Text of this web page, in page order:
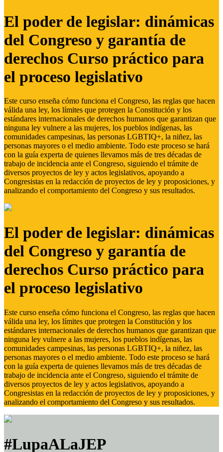
El poder de legislar: dinámicas
del Congreso y garantía de
derechos Curso práctico para
el proceso legislativo
Este curso enseña cómo funciona el Congreso, las reglas que hacen
válida una ley, los límites que protegen la Constitución y los
estándares internacionales de derechos humanos que garantizan que
ninguna ley vulnere a las mujeres, los pueblos indígenas, las
comunidades campesinas, las personas LGBTIQ+, la niñez, las
personas mayores o el medio ambiente. Todo este proceso se hará
con la guía experta de quienes llevamos más de tres décadas de
trabajo de incidencia ante el Congreso, siguiendo el trámite de
diversos proyectos de ley y actos legislativos, apoyando a
Congresistas en la redacción de proyectos de ley y proposiciones, y
analizando el comportamiento del Congreso y sus resultados.
El poder de legislar: dinámicas
del Congreso y garantía de
derechos Curso práctico para
el proceso legislativo
Este curso enseña cómo funciona el Congreso, las reglas que hacen
válida una ley, los límites que protegen la Constitución y los
estándares internacionales de derechos humanos que garantizan que
ninguna ley vulnere a las mujeres, los pueblos indígenas, las
comunidades campesinas, las personas LGBTIQ+, la niñez, las
personas mayores o el medio ambiente. Todo este proceso se hará
con la guía experta de quienes llevamos más de tres décadas de
trabajo de incidencia ante el Congreso, siguiendo el trámite de
diversos proyectos de ley y actos legislativos, apoyando a
Congresistas en la redacción de proyectos de ley y proposiciones, y
analizando el comportamiento del Congreso y sus resultados.
#LupaALaJEP